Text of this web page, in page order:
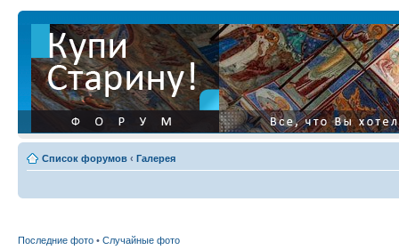
Список форумов ‹ Галерея
Последние фото • Случайные фото